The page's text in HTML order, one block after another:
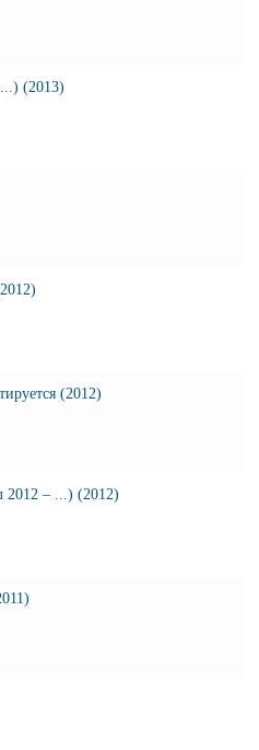
(2013)
(2012)
2012 – ...) (2012)